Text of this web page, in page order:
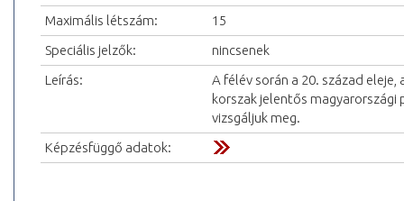
Maximális létszám:
15
Speciális jelzők:
nincsenek
Leírás:
A félév során a 20. század
korszak jelentős
vizsgáljuk meg.
Képzésfüggő adatok: